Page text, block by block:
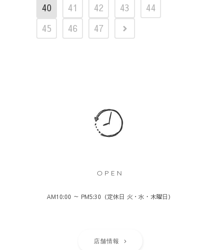
40
41 42 43
44
45
46 47
OPEN
AM10:00 ～ PM5:30（定休日 火・水・木曜日）
店舗情報